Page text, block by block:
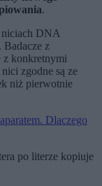
.
DNA
Badacze z
z konkretnymi
zgodne są ze
niż pierwotnie
Dlaczego
po literze kopiuje